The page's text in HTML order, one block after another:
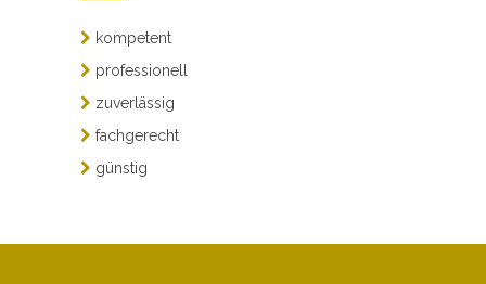
kompetent
professionell
zuverlässig
fachgerecht
günstig